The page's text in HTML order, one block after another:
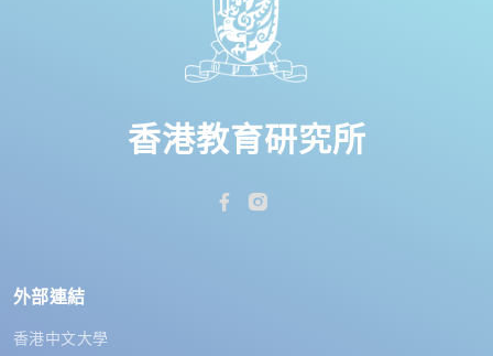
香港教育研究所
外部連結
香港中文大學